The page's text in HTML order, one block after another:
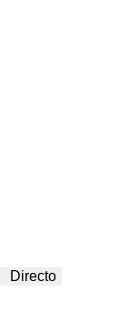
Directo